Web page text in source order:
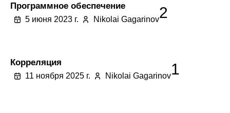
Программное обеспечение
5 июня 2023 г. Nikolai Gagarinov2
Корреляция
11 ноября 2025 г. Nikolai Gagarinov1